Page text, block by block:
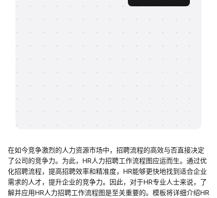
知识分享社区
在如今竞争激烈的人力资源市场中，招聘流程的高效与否直接决定
了公司的竞争力。为此，HR人力招聘工作流程图应运而生。通过优
化招聘流程，提高招聘效率和精准度，HR能够更快地找到适合企业
需求的人才，提升企业的竞争力。因此，对于HR专业人士来说，了
解并应用HR人力招聘工作流程图是至关重要的。模板将详细介绍HR